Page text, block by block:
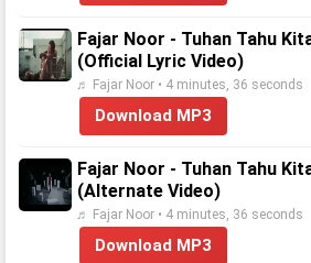
Fajar Noor - Tuhan Tahu
(Official Lyric Video)
♬ Fajar Noor • 4 minutes, 36 seconds
Download MP3
Fajar Noor - Tuhan Tahu
(Alternate Video)
♬ Fajar Noor • 4 minutes, 36 seconds
Download MP3